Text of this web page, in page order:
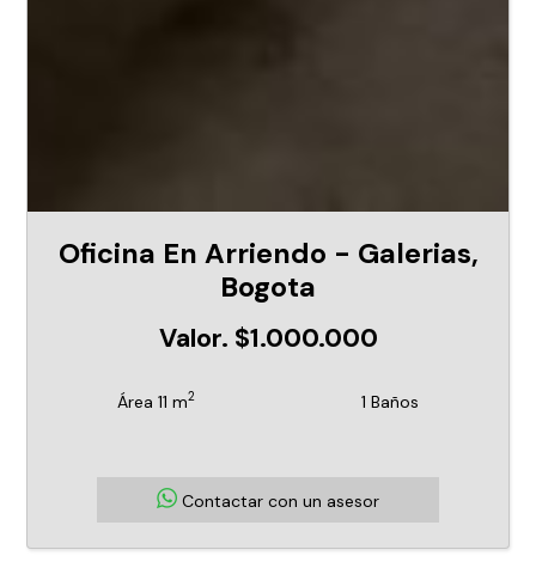
Oficina En Arriendo - Galerias,
Bogota
Valor. $1.000.000
Área 11 m2 1 Baños
Contactar con un asesor